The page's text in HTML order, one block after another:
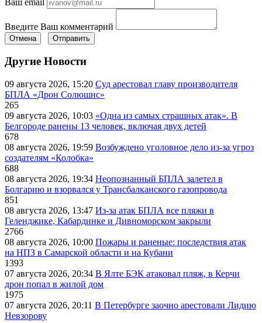
Введите Ваш комментарий
Отмена Отправить
Другие Новости
09 августа 2026, 15:20 Суд арестовал главу производителя
БПЛА «Дрон Солюшнс»
265
09 августа 2026, 10:03 «Одна из самых страшных атак». В
Белгороде ранены 13 человек, включая двух детей
678
08 августа 2026, 19:59 Возбуждено уголовное дело из-за угроз
создателям «Колобка»
688
08 августа 2026, 19:34 Неопознанный БПЛА залетел в
Болгарию и взорвался у Трансбалканского газопровода
851
08 августа 2026, 13:47 Из-за атак БПЛА все пляжи в
Геленджике, Кабардинке и Дивноморском закрыли
2766
08 августа 2026, 10:00 Пожары и раненые: последствия атак
на НПЗ в Самарской области и на Кубани
1393
07 августа 2026, 20:34 В Ялте БЭК атаковал пляж, в Керчи
дрон попал в жилой дом
1975
07 августа 2026, 20:11 В Петербурге заочно арестовали Лидию
Невзорову